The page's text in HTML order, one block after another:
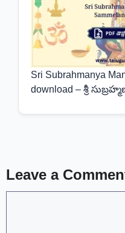
Sri Subrahmanya
download – శ్రీ
Leave a